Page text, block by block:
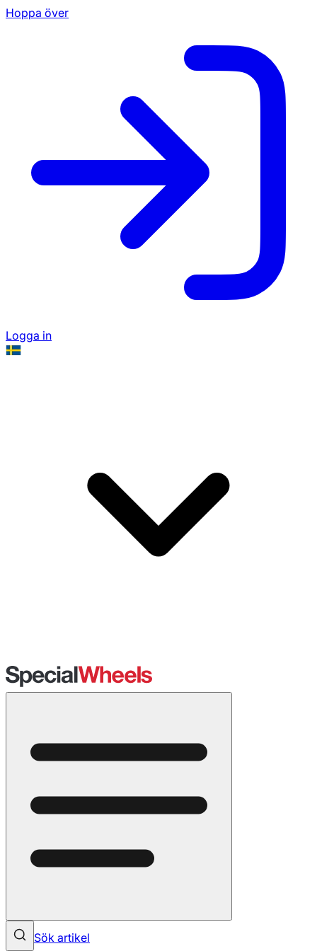
Hoppa över
Logga in
Sök artikel